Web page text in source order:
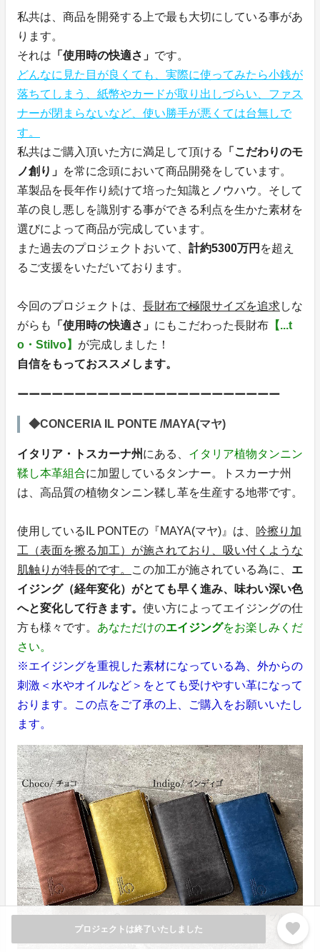
プロジェクトは終了いたしました favorite
私共は、商品を開発する上で最も大切にしている事があ
ります。
それは 「使用時の快適さ」 です。
どんなに見た目が良くても、実際に使ってみたら小銭が
落ちてしまう、紙幣やカードが取り出しづらい、ファス
ナーが閉まらないなど、使い勝手が悪くては台無しで
す。
私共はご購入頂いた方に満足して頂ける
「こだわりのモ
ノ創り」 を常に念頭において商品開発をしています。
革製品を長年作り続けて培った知識とノウハウ。そして
革の良し悪しを識別する事ができる利点を生かた素材を
選びによって商品が完成しています。
また過去のプロジェクトおいて、 計約5300万円 を超え
るご支援をいただいております。
今回のプロジェクトは、 長財布で極限サイズを追求しな
がらも
「使用時の快適さ」 にもこだわった長財布 【...t
o・Stilvo】 が完成しました！
自信をもっておススメします。
ーーーーーーーーーーーーーーーーーーーーーーー
◆CONCERIA IL PONTE /MAYA(マヤ)
イタリア・トスカーナ州 にある、 イタリア植物タンニン
鞣し本革組合に加盟しているタンナー。トスカーナ州
は、高品質の植物タンニン鞣し革を生産する地帯です。
使用しているIL PONTEの『MAYA(マヤ)』は、 吟擦り加
工（表面を擦る加工）が施されており、吸い付くような
肌触りが特長的です。
この加工が施されている為に、 エ
イジング（経年変化）がとても早く進み、味わい深い色
へと変化して行きます。 使い方によってエイジングの仕
方も様々です。 あなただけのエイジングをお楽しみくだ
さい。
※エイジングを重視した素材になっている為、外からの
刺激＜水やオイルなど＞をとても受けやすい革になって
おります。この点をご了承の上、ご購入をお願いいたし
ます。